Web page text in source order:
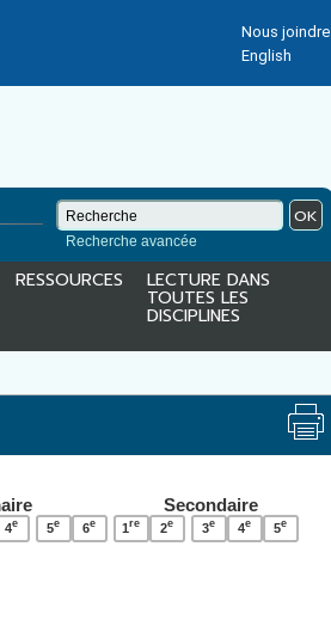
Nous joindre
English
OK
Recherche avancée
RESSOURCES LECTURE DANS
TOUTES LES
DISCIPLINES
Secondaire
4e 5e 6e 1re 2e 3e 4e 5e